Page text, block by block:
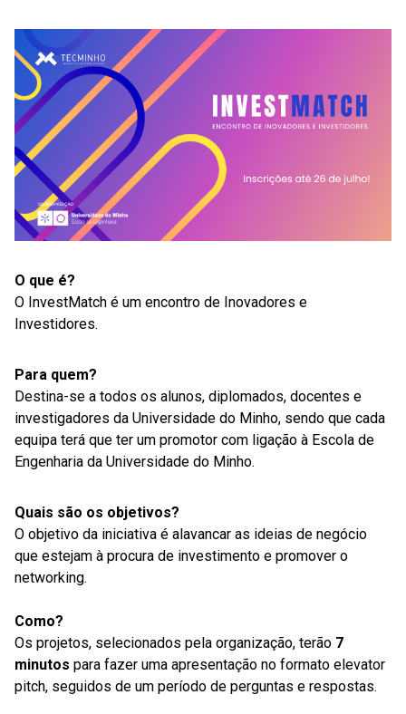
O que é?
O InvestMatch é um encontro de Inovadores e
Investidores.
Para quem?
Destina-se a todos os alunos, diplomados, docentes e
investigadores da Universidade do Minho, sendo que cada
equipa terá que ter um promotor com ligação à Escola de
Engenharia da Universidade do Minho.
Quais são os objetivos?
O objetivo da iniciativa é alavancar as ideias de negócio
que estejam à procura de investimento e promover o
networking.
Como?
Os projetos, selecionados pela organização, terão 7
minutos para fazer uma apresentação no formato elevator
pitch, seguidos de um período de perguntas e respostas.